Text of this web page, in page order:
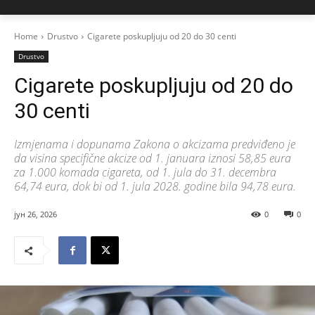
Home Drustvo Cigarete poskupljuju od 20 do 30 centi
Drustvo
Cigarete poskupljuju od 20 do
30 centi
Izmjenama i dopunama Zakona o akcizama predviđeno je
da visina specifične akcize od 1. januara iznosi 58,85 eura
za 1.000 komada cigareta, od 1. jula do 31. decembra
64,74 eura, dok bi od 1. jula 2028. godine bila 94,78 eura.
јун 26, 2026 0
0